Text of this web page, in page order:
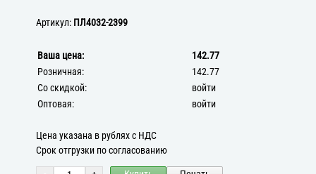
Артикул: ПЛ4032-2399
Ваша цена:
142.77
Розничная:
142.77
Со скидкой:
войти
Оптовая:
войти
Цена указана в рублях с НДС
Срок отгрузки по согласованию